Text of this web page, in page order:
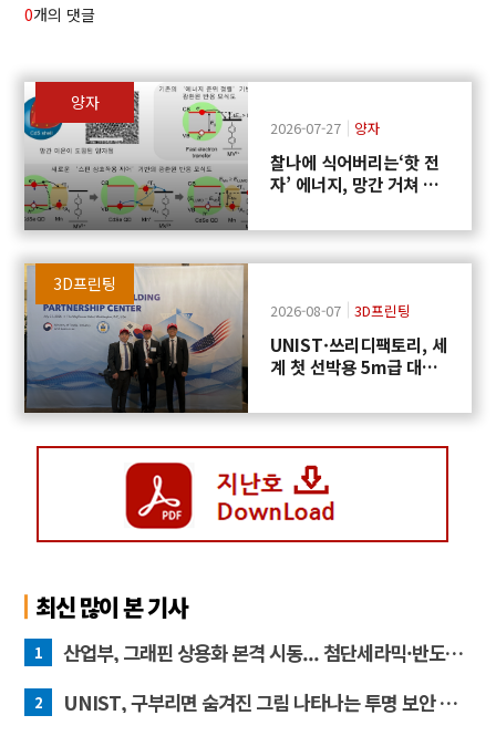
0개의 댓글
양자
2026-07-27 양자
찰나에 식어버리는‘핫 전
자’ 에너지, 망간 거쳐 화
3D프린팅
2026-08-07 3D프린팅
UNIST·쓰리디팩토리, 세
계 첫 선박용 5m급 대형
최신 많이 본 기사
1 산업부, 그래핀 상용화 본격 시동... 첨단세라믹·반도체 방열소재 시장 확대 기대
2 UNIST, 구부리면 숨겨진 그림 나타나는 투명 보안 필름 개발